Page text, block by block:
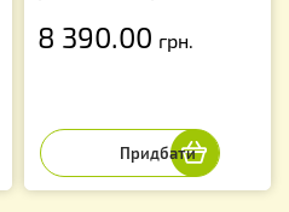
8 390.00 грн.